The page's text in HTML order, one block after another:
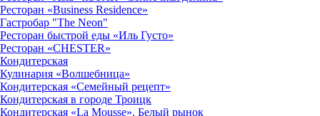
Ресторан «Business Residence»
Гастробар "The Neon"
Ресторан быстрой еды «Иль Густо»
Ресторан «CHESTER»
Кондитерская
Кулинария «Волшебница»
Кондитерская «Семейный рецепт»
Кондитерская в городе Троицк
Кондитерская «La Mousse», Белый рынок